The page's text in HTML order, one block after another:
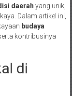
daerah yang unik,
Dalam artikel ini,
budaya
kontribusinya
di